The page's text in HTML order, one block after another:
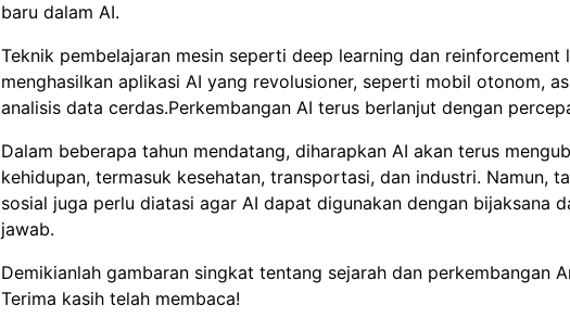
baru dalam AI.
Teknik pembelajaran mesin seperti deep learning dan reinforcement
menghasilkan aplikasi AI yang revolusioner, seperti mobil otonom,
analisis data cerdas.Perkembangan AI terus berlanjut dengan
Dalam beberapa tahun mendatang, diharapkan AI akan terus
kehidupan, termasuk kesehatan, transportasi, dan industri. Namun,
sosial juga perlu diatasi agar AI dapat digunakan dengan bijaksana
jawab.
Demikianlah gambaran singkat tentang sejarah dan perkembangan
Terima kasih telah membaca!